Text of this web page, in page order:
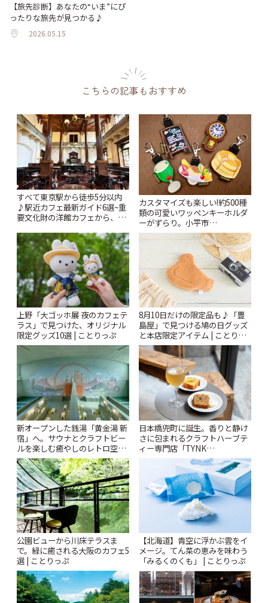
【旅先診断】あなたの“いま”にぴ
ったりな旅先が見つかる♪
2026.05.15
こちらの記事もおすすめ
すべて東京駅から徒歩5分以内
♪駅近カフェ最新ガイド6選~重
要文化財の洋館カフェから、改
りっぷ
カスタマイズも楽しい!約500種
類の可愛いワッペンキーホルダ
ーがずらり。小平市
「Kimamaya T&K」 | ことりっ
上野「大ゴッホ展 夜のカフェテ
ラス」で見つけた、オリジナル
限定グッズ10選 | ことりっぷ
8月10日だけの限定品も♪「豊
島屋」で見つける鳩の日グッズ
と本店限定アイテム | ことりっ
ぷ
新オープンした銭湯「黄金湯 新
宿」へ。サウナとクラフトビー
ルを楽しむ癒やしのレトロ空間
| ことりっぷ
日本橋兜町に誕生。香りと静け
さに包まれるクラフトハーブテ
ィー専門店「TYNK
Kabutocho」 | ことりっぷ
公園ビューから川床テラスま
で。緑に癒される大阪のカフェ5
選 | ことりっぷ
【北海道】青空に浮かぶ雲をイ
メージ。てん菜の恵みを味わう
「みるくのくも」 | ことりっぷ